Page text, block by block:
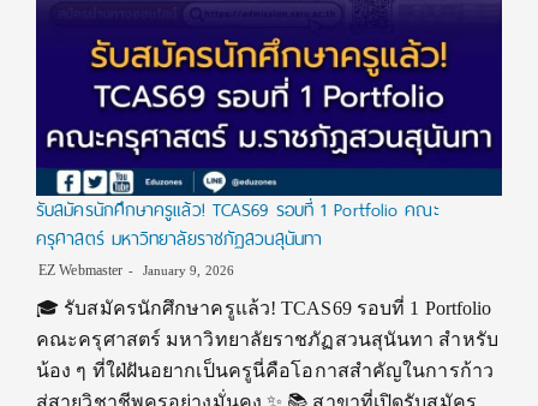
รับสมัครนักศึกษาครูแล้ว! TCAS69 รอบที่ 1 Portfolio คณะ
ครุศาสตร์ มหาวิทยาลัยราชภัฏสวนสุนันทา
EZ Webmaster January 9, 2026
🎓 รับสมัครนักศึกษาครูแล้ว! TCAS69 รอบที่ 1 Portfolio
คณะครุศาสตร์ มหาวิทยาลัยราชภัฏสวนสุนันทา สำหรับ
น้อง ๆ ที่ใฝ่ฝันอยากเป็นครูนี่คือโอกาสสำคัญในการก้าว
สู่สายวิชาชีพครูอย่างมั่นคง ✨ 📚 สาขาที่เปิดรับสมัคร